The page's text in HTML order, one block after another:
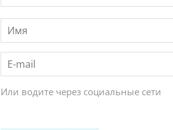
Или водите через социальные сети